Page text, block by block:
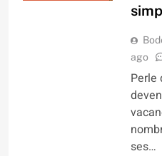
ago
Perle
ses…